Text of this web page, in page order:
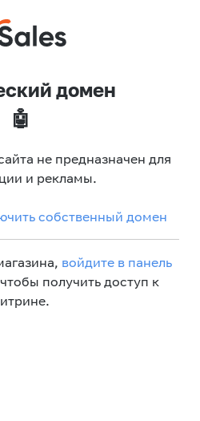
домен
🤖
не предназначен для
и рекламы.
собственный домен
войдите в панель
получить доступ к